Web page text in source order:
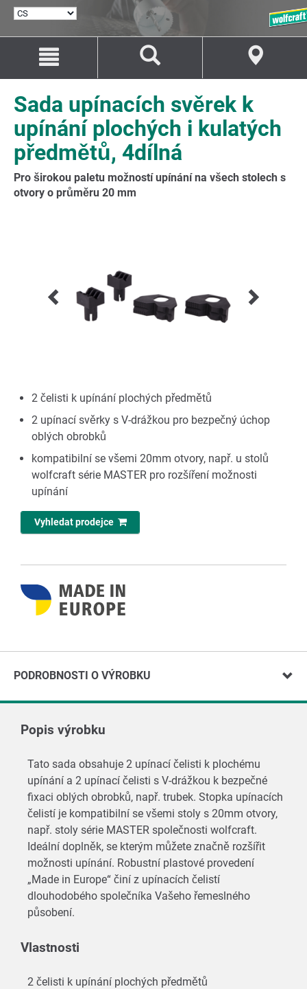
Obsah
Navigaci
Sada upínacích svěrek k
upínání plochých i kulatých
předmětů, 4dílná
Pro širokou paletu možností upínání na všech stolech s
otvory o průměru 20 mm
2 čelisti k upínání plochých předmětů
2 upínací svěrky s V-drážkou pro bezpečný úchop
oblých obrobků
kompatibilní se všemi 20mm otvory, např. u stolů
wolfcraft série MASTER pro rozšíření možnosti
upínání
Vyhledat prodejce
PODROBNOSTI O VÝROBKU
Popis výrobku
Tato sada obsahuje 2 upínací čelisti k plochému
upínání a 2 upínací čelisti s V-drážkou k bezpečné
fixaci oblých obrobků, např. trubek. Stopka upínacích
čelistí je kompatibilní se všemi stoly s 20mm otvory,
např. stoly série MASTER společnosti wolfcraft.
Ideální doplněk, se kterým můžete značně rozšířit
možnosti upínání. Robustní plastové provedení
„Made in Europe“ činí z upínacích čelistí
dlouhodobého společníka Vašeho řemeslného
působení.
Vlastnosti
2 čelisti k upínání plochých předmětů